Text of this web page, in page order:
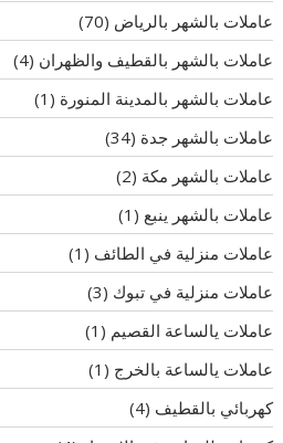
عاملات بالشهر بالرياض (70)
عاملات بالشهر بالقطيف والظهران (4)
عاملات بالشهر بالمدينة المنورة (1)
عاملات بالشهر جدة (34)
عاملات بالشهر مكة (2)
عاملات بالشهر ينبع (1)
عاملات منزلية في الطائف (1)
عاملات منزلية في تبوك (3)
عاملات يالساعة القصيم (1)
عاملات يالساعة بالخرج (1)
كهربائي بالقطيف (4)